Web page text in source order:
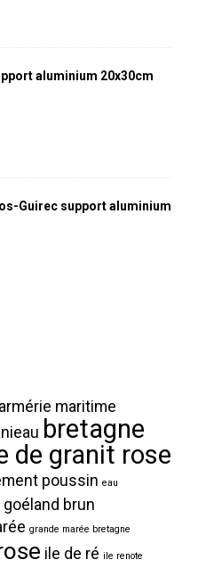
aluminium 20x30cm
Guirec support aluminium
armérie maritime
bretagne
de granit rose
poussin eau
goéland brun
grande marée bretagne
ile de ré ile renote